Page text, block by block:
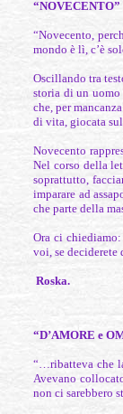
“NOVECENTO”
“Novecento,
mondo è lì, c’è
Oscillando tra
storia di un
che, per
di vita, giocata
Novecento
Nel corso della
soprattutto,
imparare ad
che parte della
Ora ci
voi, se
Roska.
“D’AMORE e
“…ribatteva che
Avevano
non ci sarebbero